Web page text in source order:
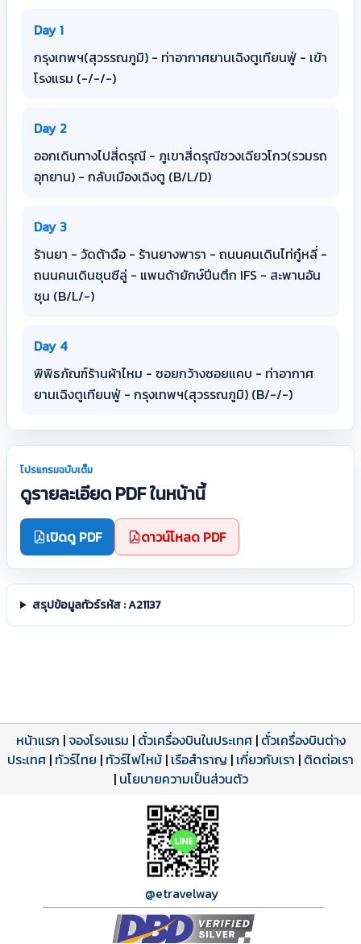
Day 1
กรุงเทพฯ(สุวรรณภูมิ) - ท่าอากาศยานเฉิงตูเทียนฟู่ - เข้า
โรงแรม (-/-/-)
Day 2
ออกเดินทางไปสี่ดรุณี - ภูเขาสี่ดรุณีซวงเฉียวโกว(รวมรถ
อุทยาน) - กลับเมืองเฉิงตู (B/L/D)
Day 3
ร้านยา - วัดต้าฉือ - ร้านยางพารา - ถนนคนเดินไท่กู๋หลี่ -
ถนนคนเดินชุนซีลู่ - แพนด้ายักษ์ปีนตึก IFS - สะพานอัน
ชุน (B/L/-)
Day 4
พิพิธภัณฑ์ร้านผ้าไหม - ซอยกว้างซอยแคบ - ท่าอากาศ
ยานเฉิงตูเทียนฟู่ - กรุงเทพฯ(สุวรรณภูมิ) (B/-/-)
โปรแกรมฉบับเต็ม
ดูรายละเอียด PDF ในหน้านี้
เปิดดู PDF ดาวน์โหลด PDF
สรุปข้อมูลทัวร์รหัส : A21137
โปรแกรมทัวร์
ดาวน์โหลด PDF
รีวิวลูกค้าจริง
รีวิวจาก eTravelWay
เปิดหน้าเต็ม
ใบอนุญาตนำเที่ยว
เลขที่ 11/11450
เปิดหน้าเต็ม
หน้าแรก |จองโรงแรม | ตั๋วเครื่องบินในประเทศ| ตั๋วเครื่องบินต่าง
ประเทศ | ทัวร์ไทย | ทัวร์ไฟไหม้ | เรือสำราญ | เกี่ยวกับเรา | ติดต่อเรา
| นโยบายความเป็นส่วนตัว
@etravelway